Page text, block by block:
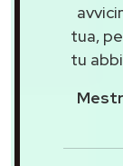
tua,
tu